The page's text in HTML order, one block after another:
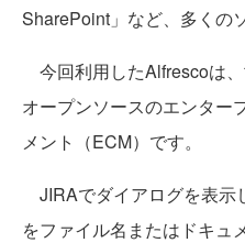
SharePoint」など、多くの
今回利用したAlfrescoは
オープンソースのエンター
メント（ECM）です。
JIRAでダイアログを表示
をファイル名またはドキュ